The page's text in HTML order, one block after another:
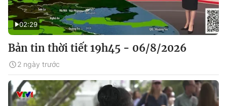
02:29
Bản tin thời tiết 19h45 - 06/8/2026
2 ngày trước